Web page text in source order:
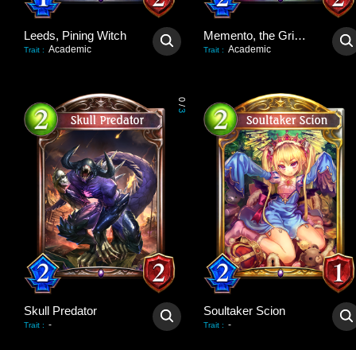
Leeds, Pining Witch
Trait : Academic
Memento, the Grim Teacher
Trait : Academic
0
/
3
Skull Predator
Trait : -
Soultaker Scion
Trait : -